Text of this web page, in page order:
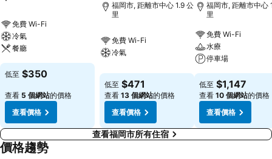
免費 Wi-Fi
冷氣
餐廳
低至 $350
查看 5 個網站的價格
查看價格
福岡市, 距離市中心 1.9 公
里
免費 Wi-Fi
冷氣
低至 $471
查看 13 個網站的價格
查看價格
福岡市, 距離市中心
里
免費 Wi-Fi
水療
停車場
低至 $1,147
查看 10 個網站的價格
查看價格
查看福岡市所有住宿
價格趨勢